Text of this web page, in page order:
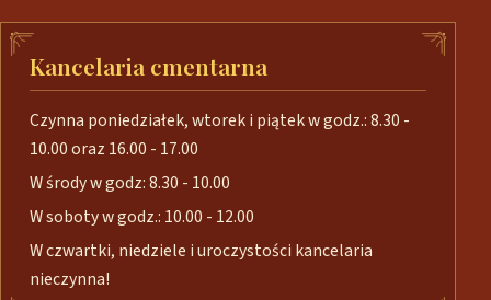
Kancelaria cmentarna
Czynna poniedziałek, wtorek i piątek w godz.: 8.30 -
10.00 oraz 16.00 - 17.00
W środy w godz: 8.30 - 10.00
W soboty w godz.: 10.00 - 12.00
W czwartki, niedziele i uroczystości kancelaria
nieczynna!